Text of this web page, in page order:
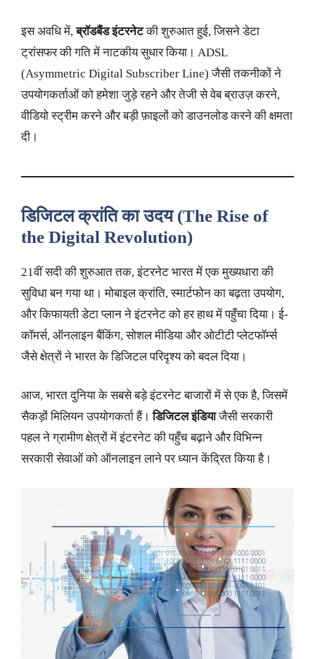
इस अवधि में,ब्रॉडबैंड इंटरनेटकी शुरुआत हुई, जिसने डेटा
ट्रांसफर की गति में नाटकीय सुधार किया। ADSL
(Asymmetric Digital Subscriber Line) जैसी तकनीकों ने
उपयोगकर्ताओं को हमेशा जुड़े रहने और तेजी से वेब ब्राउज़ करने,
वीडियो स्ट्रीम करने और बड़ी फ़ाइलों को डाउनलोड करने की क्षमता
दी।
डिजिटल क्रांति का उदय (The Rise of
the Digital Revolution)
21वीं सदी की शुरुआत तक, इंटरनेट भारत में एक मुख्यधारा की
सुविधा बन गया था। मोबाइल क्रांति, स्मार्टफोन का बढ़ता उपयोग,
और किफायती डेटा प्लान ने इंटरनेट को हर हाथ में पहुँचा दिया। ई-
कॉमर्स, ऑनलाइन बैंकिंग, सोशल मीडिया और ओटीटी प्लेटफॉर्म्स
जैसे क्षेत्रों ने भारत के डिजिटल परिदृश्य को बदल दिया।
आज, भारत दुनिया के सबसे बड़े इंटरनेट बाजारों में से एक है, जिसमें
सैकड़ों मिलियन उपयोगकर्ता हैं।डिजिटल इंडियाजैसी सरकारी
पहल ने ग्रामीण क्षेत्रों में इंटरनेट की पहुँच बढ़ाने और विभिन्न
सरकारी सेवाओं को ऑनलाइन लाने पर ध्यान केंद्रित किया है।